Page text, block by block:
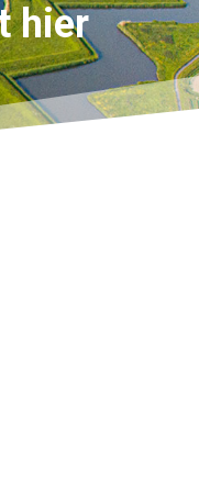
hier